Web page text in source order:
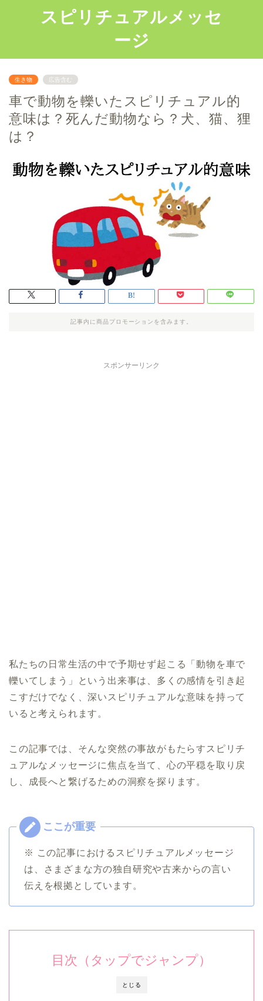
スピリチュアルメッセ
ージ
生き物 広告含む
車で動物を轢いたスピリチュアル的
意味は？死んだ動物なら？犬、猫、狸
は？
記事内に商品プロモーションを含みます。
スポンサーリンク
私たちの日常生活の中で予期せず起こる「動物を車で
轢いてしまう」という出来事は、多くの感情を引き起
こすだけでなく、深いスピリチュアルな意味を持って
いると考えられます。
この記事では、そんな突然の事故がもたらすスピリチ
ュアルなメッセージに焦点を当て、心の平穏を取り戻
し、成長へと繋げるための洞察を探ります。
※ この記事におけるスピリチュアルメッセージ
は、さまざまな方の独自研究や古来からの言い
伝えを根拠としています。
とじる
目次（タップでジャンプ）